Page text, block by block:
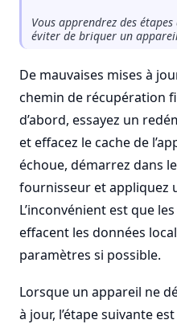
Vous apprendrez des
éviter de briquer un
De mauvaises mises à
chemin de récupération
d’abord, essayez un
et effacez le cache de
échoue, démarrez dans
fournisseur et appliquez
L’inconvénient est que
effacent les données
paramètres si possible.
Lorsque un appareil ne
à jour, l’étape suivante